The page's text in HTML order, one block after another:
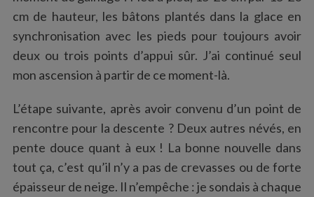
cm de hauteur, les bâtons plantés dans la glace en
synchronisation avec les pieds pour toujours avoir
deux ou trois points d’appui sûr. J’ai continué seul
mon ascension à partir de ce moment-là.
L’étape suivante, après avoir convenu d’un point de
rencontre pour la descente ? Deux autres névés, en
pente douce quant à eux ! La bonne nouvelle dans
tout ça, c’est qu’il n’y a pas de crevasses ou de forte
épaisseur de neige. Il n’empêche : je sondais à chaque